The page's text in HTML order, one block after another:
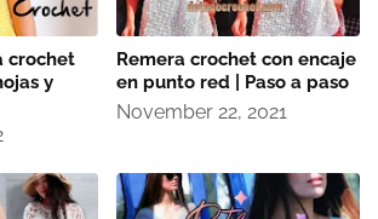
crochet
y
Remera crochet con encaje
en punto red | Paso a paso
November 22, 2021